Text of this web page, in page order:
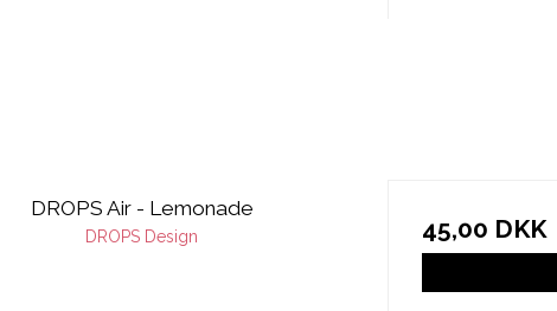
DROPS Air - Lemonade
DROPS Design 45,00 DKK